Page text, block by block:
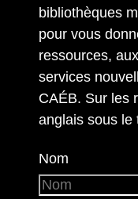
bibliothèques
pour vous
ressources,
services
CAÉB. Sur les
anglais sous le
Nom